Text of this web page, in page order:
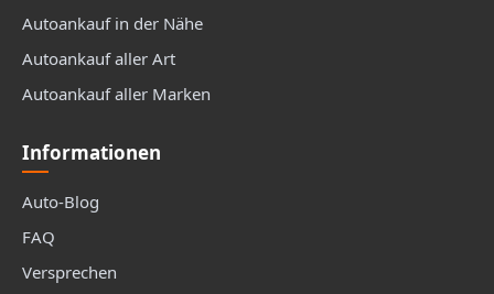
Autoankauf in der Nähe
Autoankauf aller Art
Autoankauf aller Marken
Informationen
Auto-Blog
FAQ
Versprechen